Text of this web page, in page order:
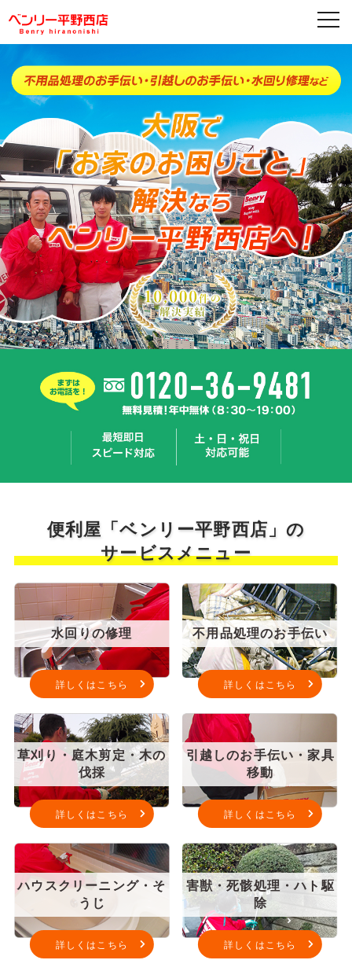
便利屋「ベンリー平野西店」の
サービスメニュー
水回りの修理
詳しくはこちら
不用品処理のお手伝い
詳しくはこちら
草刈り・庭木剪定・木の
伐採
詳しくはこちら
引越しのお手伝い・家具
移動
詳しくはこちら
ハウスクリーニング・そ
うじ
詳しくはこちら
害獣・死骸処理・ハト駆
除
詳しくはこちら